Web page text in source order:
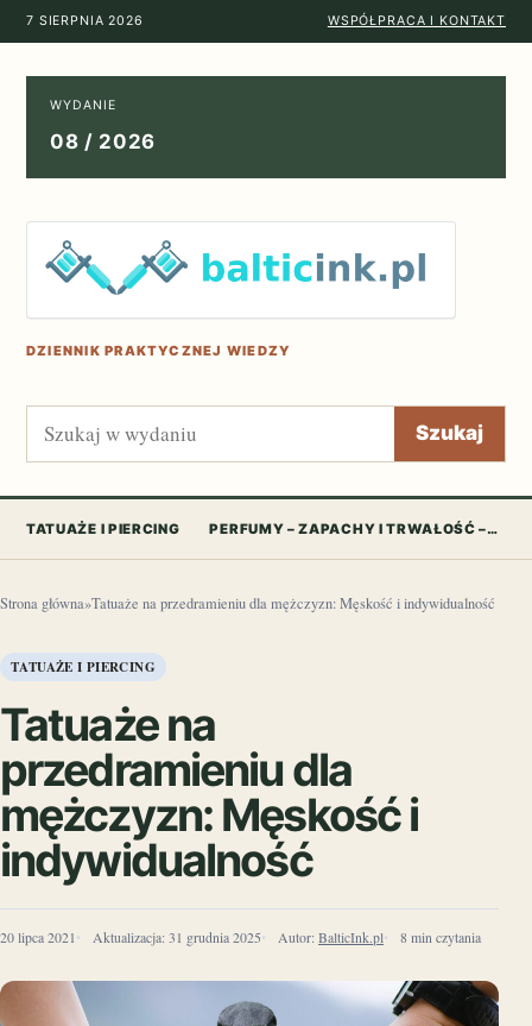
7 SIERPNIA 2026 WSPÓŁPRACA I KONTAKT
WYDANIE
08 / 2026
DZIENNIK PRAKTYCZNEJ WIEDZY
Szukaj Szukaj
TATUAŻE I PIERCING PERFUMY – ZAPACHY I TRWAŁOŚĆ –…
Strona główna»Tatuaże na przedramieniu dla mężczyzn: Męskość i indywidualność
TATUAŻE I PIERCING
Tatuaże na
przedramieniu dla
mężczyzn: Męskość i
indywidualność
20 lipca 2021 Aktualizacja: 31 grudnia 2025 Autor: BalticInk.pl 8 min czytania